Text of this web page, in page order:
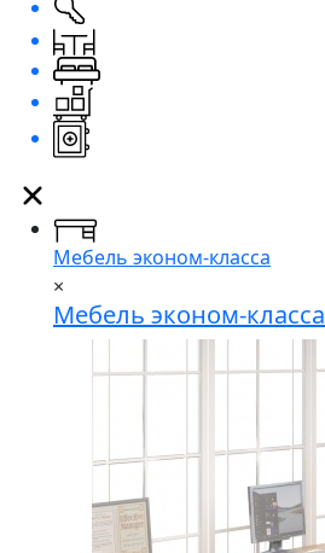
Мебель эконом-класса
×
Мебель эконом-класса